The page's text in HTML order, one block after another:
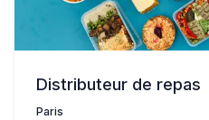
Distributeur de repas
Paris